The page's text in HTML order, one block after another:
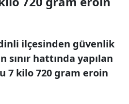
ilçesinden güvenlik
sınır hattında yapılan
7 kilo 720 gram eroin